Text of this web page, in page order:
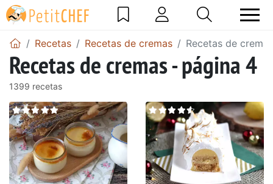
Recetas Recetas de cremas Recetas de
Recetas de cremas - página 4
1399 recetas